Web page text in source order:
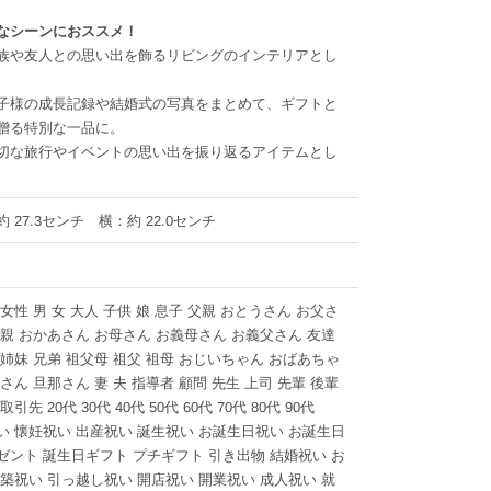
シーンにおススメ！
や友人との思い出を飾るリビングのインテリアとし
様の成長記録や結婚式の写真をまとめて、ギフトと
る特別な一品に。
な旅行やイベントの思い出を振り返るアイテムとし
27.3センチ 横：約 22.0センチ
性 男 女 大人 子供 娘 息子 父親 おとうさん お父さ
おかあさん お母さん お義母さん お義父さん 友達
妹 兄弟 祖父母 祖父 祖母 おじいちゃん おばあちゃ
ん 旦那さん 妻 夫 指導者 顧問 先生 上司 先輩 後輩
引先 20代 30代 40代 50代 60代 70代 80代 90代
懐妊祝い 出産祝い 誕生祝い お誕生日祝い お誕生日
ント 誕生日ギフト プチギフト 引き出物 結婚祝い お
祝い 引っ越し祝い 開店祝い 開業祝い 成人祝い 就